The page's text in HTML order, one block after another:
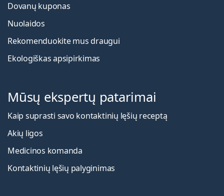
Dovanų kuponas
Nuolaidos
Rekomenduokite mus draugui
Ekologiškas apsipirkimas
Mūsų ekspertų patarimai
Kaip suprasti savo kontaktinių lęšių receptą
Akių ligos
Medicinos komanda
Kontaktinių lęšių palyginimas